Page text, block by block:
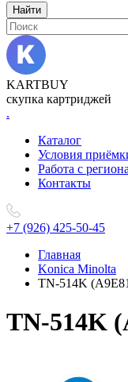
Найти
KARTBUY
скупка картриджей
.
Каталог
Условия
Работа с
Контакты
+7 (926) 425-50-45
Главная
Konica Minolta
TN-514K
TN-514K